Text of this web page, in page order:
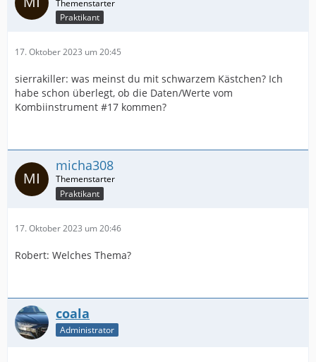
Praktikant
17. Oktober 2023 um 20:45
sierrakiller: was meinst du mit schwarzem Kästchen? Ich
habe schon überlegt, ob die Daten/Werte vom
Kombiinstrument #17 kommen?
micha308
Praktikant
17. Oktober 2023 um 20:46
Robert: Welches Thema?
coala
Administrator